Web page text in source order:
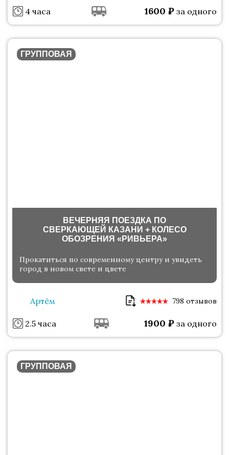
4 часа 1600 ₽ за одного
ГРУППОВАЯ
ВЕЧЕРНЯЯ ПОЕЗДКА ПО
СВЕРКАЮЩЕЙ КАЗАНИ + КОЛЕСО
ОБОЗРЕНИЯ «РИВЬЕРА»
Прокатиться по современному центру и увидеть
город в новом свете и цвете
Артём 798 отзывов
2.5 часа 1900 ₽ за одного
ГРУППОВАЯ